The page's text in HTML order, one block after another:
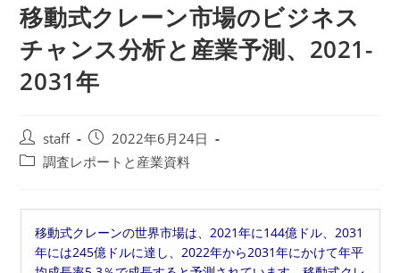
移動式クレーン市場のビジネス
チャンス分析と産業予測、2021-
2031年
投
稿
staff
投
稿
日:
2022年6月24日
投
調査レポートと産業資料
移動式クレーンの世界市場は、2021年に144億ドル、2031
年には245億ドルに達し、2022年から2031年にかけて年平